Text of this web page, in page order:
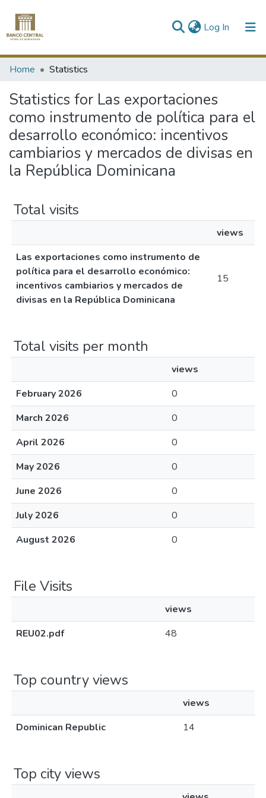
Log In (current)
Communities & Collections
All of DSpace
Home Statistics
Statistics for Las exportaciones
como instrumento de política para el
desarrollo económico: incentivos
cambiarios y mercados de divisas en
la República Dominicana
Total visits
views
Las exportaciones como instrumento de
política para el desarrollo económico:
incentivos cambiarios y mercados de
divisas en la República Dominicana
15
Total visits per month
views
February 2026
0
March 2026
0
April 2026
0
May 2026
0
June 2026
0
July 2026
0
August 2026
0
File Visits
views
REU02.pdf
48
Top country views
views
Dominican Republic
14
Top city views